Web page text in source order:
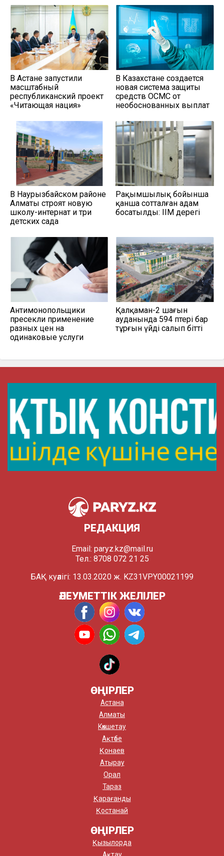
В Астане запустили
масштабный
республиканский проект
«Читающая нация»
В Казахстане создается
новая система защиты
средств ОСМС от
необоснованных выплат
В Наурызбайском районе
Алматы строят новую
школу-интернат и три
детских сада
Рақымшылық бойынша
қанша сотталған адам
босатылды: ІІМ дерегі
Антимонопольщики
пресекли применение
разных цен на
одинаковые услуги
Қалқаман-2 шағын
ауданында 594 пәтері бар
тұрғын үйді салып бітті
РЕДАКЦИЯ
Email: paryz.kz@mail.ru
Тел.: 8708 072 21 25
БАҚ куәлігі: 13.03.2020 ж. KZ31VPY00021199
ӘЛЕУМЕТТІК ЖЕЛІЛЕР
ӨҢІРЛЕР
Астана
Алматы
Көкшетау
Ақтөбе
Қонаев
Атырау
Орал
Тараз
Қарағанды
Қостанай
ӨҢІРЛЕР
Қызылорда